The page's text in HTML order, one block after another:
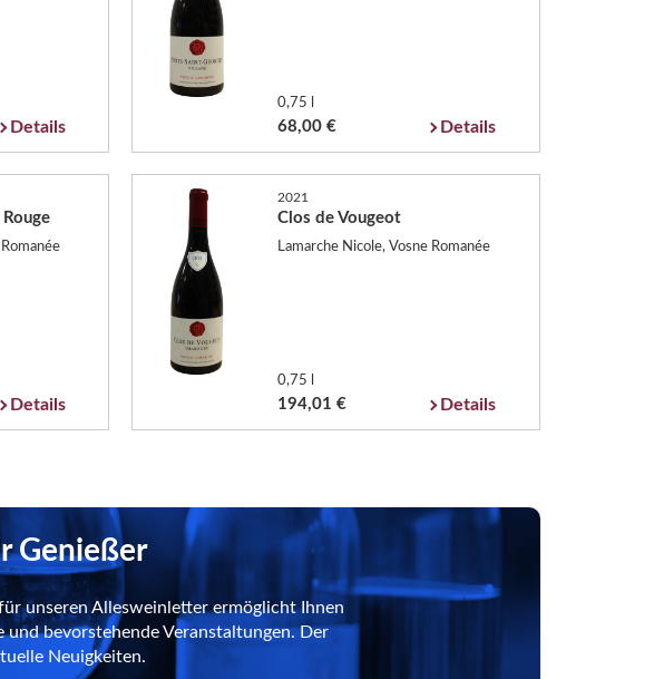
Details
0,75 l
68,00 € Details
Details
2021
Clos de Vougeot
Lamarche Nicole, Vosne Romanée
0,75 l
194,01 € Details
Genießer
unseren Allesweinletter ermöglicht Ihnen
bevorstehende Veranstaltungen. Der
Neuigkeiten.